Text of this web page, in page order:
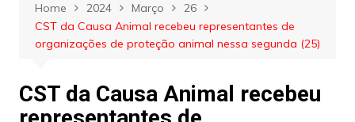
Home 2024 Março
26
CST da Causa Animal recebeu representantes de
organizações de proteção animal nessa segunda (25)
CST da Causa Animal recebeu